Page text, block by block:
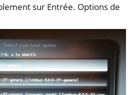
sur Entrée. Options de